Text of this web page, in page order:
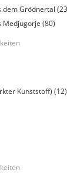
dem Grödnertal
Medjugorje (80)
Kunststoff) (12)